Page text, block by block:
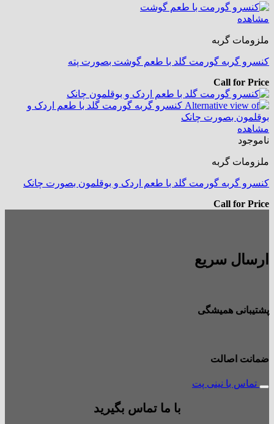
مشاهده
ملزومات گربه
کنسرو گربه گورمت گلد با طعم گوشت بصورت پته
Call for Price
مشاهده
ناموجود
ملزومات گربه
کنسرو گربه گورمت گلد با طعم اردک و بوقلمون بصورت چانک
Call for Price
ارسال سریع
پشتیبانی همیشگی
ضمانت اصالت
تماس با نینی پت
با ما تماس بگیرید